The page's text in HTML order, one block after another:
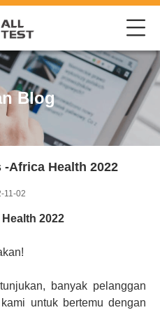
Blog
Africa Health 2022
11-02
2022
banyak pelanggan
untuk bertemu dengan